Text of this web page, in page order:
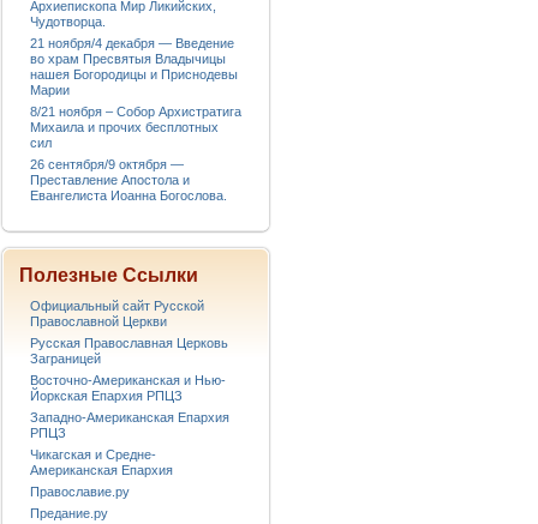
Архиепископа Мир Ликийских,
Чудотворца.
21 ноября/4 декабря — Введение
во храм Пресвятыя Владычицы
нашея Богородицы и Приснодевы
Марии
8/21 ноября – Собор Архистратига
Михаила и прочих бесплотных
сил
26 сентября/9 октября —
Преставление Апостола и
Евангелиста Иоанна Богослова.
Полезные Ссылки
Официальный сайт Русской
Православной Церкви
Русская Православная Церковь
Заграницей
Восточно-Американская и Нью-
Йоркская Епархия РПЦЗ
Западно-Американская Епархия
РПЦЗ
Чикагская и Средне-
Американская Епархия
Православие.ру
Предание.ру